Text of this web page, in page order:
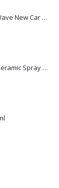
Aromatizante Tênis Areon Fresh Wave New Car / Carro Novo
Selador Cerâmico Sonax Xtreme Ceramic Spray + Seal (750ml)